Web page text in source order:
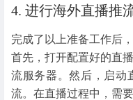
4. 进行海外直播推
完成了以上准备工作后
首先，打开配置好的直
流服务器。然后，启动
流。在直播过程中，需